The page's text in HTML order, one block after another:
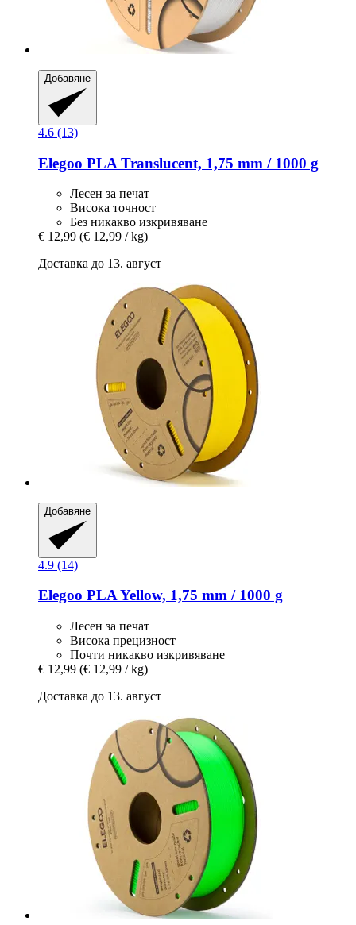
Добавяне
4.6 (13)
Elegoo PLA Translucent, 1,75 mm / 1000 g
Лесен за печат
Висока точност
Без никакво изкривяване
€ 12,99 (€ 12,99 / kg)
Доставка до 13. август
Добавяне
4.9 (14)
Elegoo PLA Yellow, 1,75 mm / 1000 g
Лесен за печат
Висока прецизност
Почти никакво изкривяване
€ 12,99 (€ 12,99 / kg)
Доставка до 13. август